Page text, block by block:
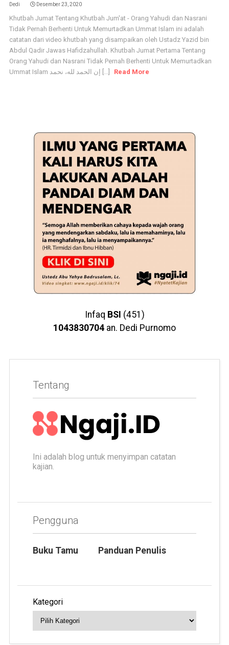
Dedi Desember 23, 2020
Khutbah Jumat Tentang Khutbah Jum'at - Orang Yahudi dan Nasrani
Tidak Pernah Berhenti Untuk Memurtadkan Ummat Islam ini adalah
catatan dari video khutbah yang disampaikan oleh Ustadz Yazid bin
Abdul Qadir Jawas Hafidzahullah. Khutbah Jumat Pertama Tentang
Orang Yahudi dan Nasrani Tidak Pernah Berhenti Untuk Memurtadkan
Ummat Islam إن الحمد لله، نحمد [...]
Read More
Infaq BSI (451)
1043830704 an. Dedi Purnomo
Tentang
Ini adalah blog untuk menyimpan catatan
kajian.
Pengguna
Buku Tamu Panduan Penulis
Kategori